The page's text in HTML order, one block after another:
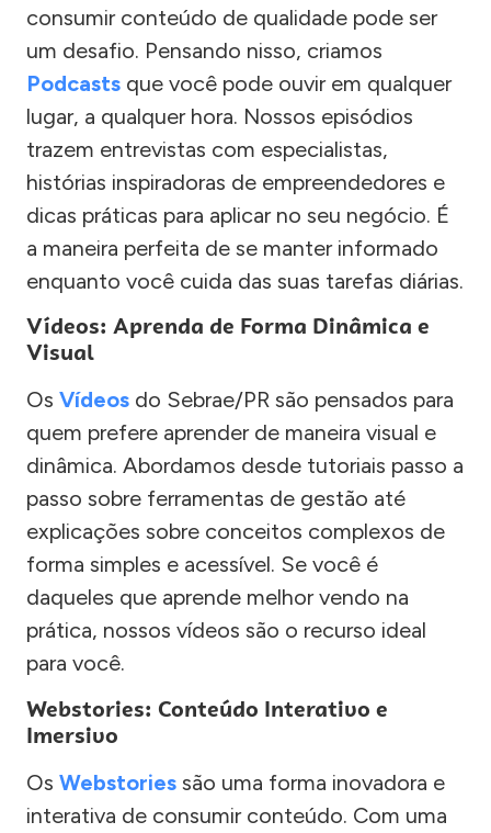
consumir conteúdo de qualidade pode ser
um desafio. Pensando nisso, criamos
Podcasts que você pode ouvir em qualquer
lugar, a qualquer hora. Nossos episódios
trazem entrevistas com especialistas,
histórias inspiradoras de empreendedores e
dicas práticas para aplicar no seu negócio. É
a maneira perfeita de se manter informado
enquanto você cuida das suas tarefas diárias.
Vídeos: Aprenda de Forma Dinâmica e
Visual
Os Vídeos do Sebrae/PR são pensados para
quem prefere aprender de maneira visual e
dinâmica. Abordamos desde tutoriais passo a
passo sobre ferramentas de gestão até
explicações sobre conceitos complexos de
forma simples e acessível. Se você é
daqueles que aprende melhor vendo na
prática, nossos vídeos são o recurso ideal
para você.
Webstories: Conteúdo Interativo e
Imersivo
Os Webstories são uma forma inovadora e
interativa de consumir conteúdo. Com uma